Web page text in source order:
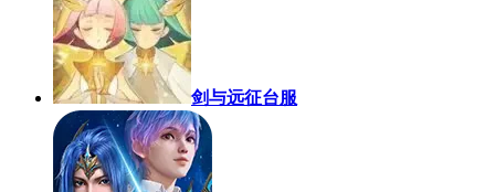
剑与远征台服